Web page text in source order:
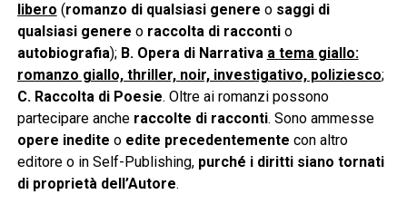
libero (romanzo di qualsiasi genere o saggi di
qualsiasi genere o raccolta di racconti o
autobiografia); B. Opera di Narrativa a tema giallo:
romanzo giallo, thriller, noir, investigativo, poliziesco;
C. Raccolta di Poesie. Oltre ai romanzi possono
partecipare anche raccolte di racconti. Sono ammesse
opere inedite o edite precedentemente con altro
editore o in Self-Publishing, purché i diritti siano tornati
di proprietà dell’Autore.